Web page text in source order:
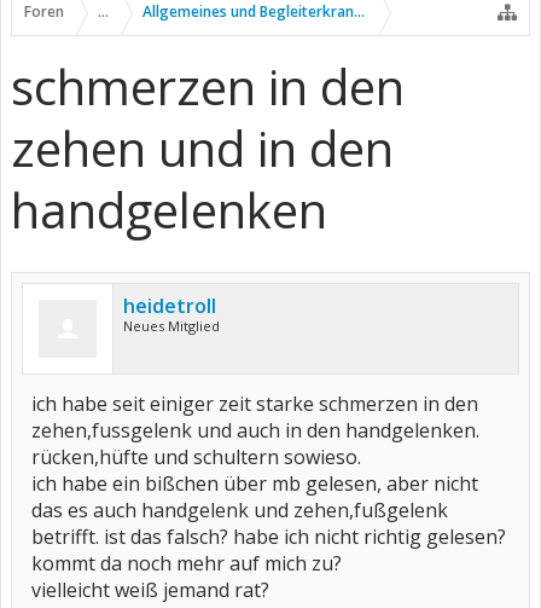
Foren ... Allgemeines und Begleiterkrankungen
schmerzen in den
zehen und in den
handgelenken
heidetroll
Neues Mitglied
ich habe seit einiger zeit starke schmerzen in den
zehen,fussgelenk und auch in den handgelenken.
rücken,hüfte und schultern sowieso.
ich habe ein bißchen über mb gelesen, aber nicht
das es auch handgelenk und zehen,fußgelenk
betrifft. ist das falsch? habe ich nicht richtig gelesen?
kommt da noch mehr auf mich zu?
vielleicht weiß jemand rat?